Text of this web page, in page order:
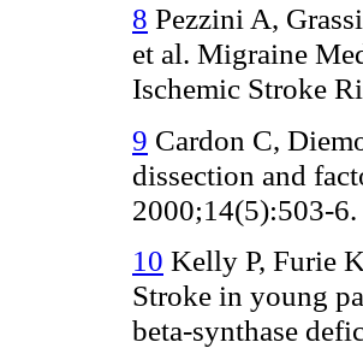
8 Pezzini A,
et al. Migraine
Ischemic Stroke
9 Cardon C,
dissection and
2000;14(5):503-6.
10 Kelly P, Furie
Stroke in young
beta-synthase